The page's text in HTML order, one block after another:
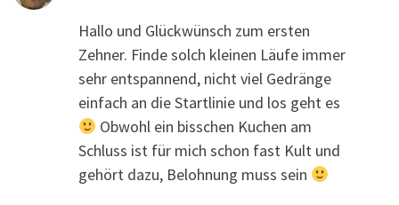
Hallo und Glückwünsch zum ersten
Zehner. Finde solch kleinen Läufe immer
sehr entspannend, nicht viel Gedränge
einfach an die Startlinie und los geht es
Obwohl ein bisschen Kuchen am
Schluss ist für mich schon fast Kult und
gehört dazu, Belohnung muss sein